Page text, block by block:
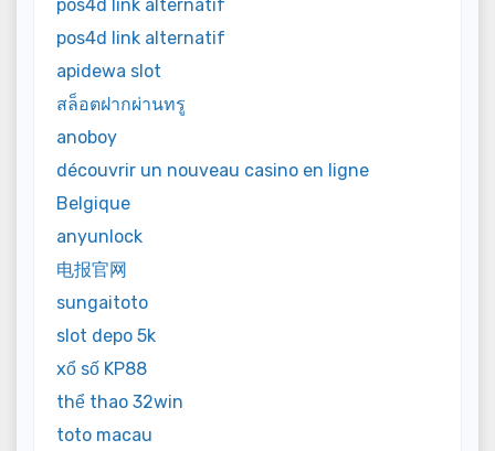
pos4d link alternatif
pos4d link alternatif
apidewa slot
สล็อตฝากผ่านทรู
anoboy
découvrir un nouveau casino en ligne
Belgique
anyunlock
电报官网
sungaitoto
slot depo 5k
xổ số KP88
thể thao 32win
toto macau